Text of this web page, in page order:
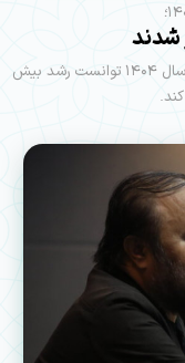
شدند
شبکه‌ی اکران سیار موسسه‌ی سینمایی بهمن‌سبز در سال ۱۴۰۴ توانست رشد بیش